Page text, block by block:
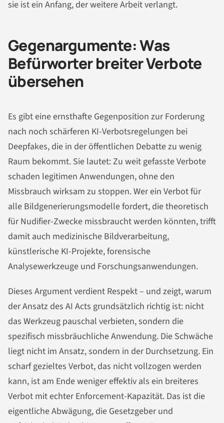
sie ist ein Anfang, der weitere Arbeit verlangt.
Gegenargumente: Was
Befürworter breiter Verbote
übersehen
Es gibt eine ernsthafte Gegenposition zur Forderung
nach noch schärferen KI-Verbotsregelungen bei
Deepfakes, die in der öffentlichen Debatte zu wenig
Raum bekommt. Sie lautet: Zu weit gefasste Verbote
schaden legitimen Anwendungen, ohne den
Missbrauch wirksam zu stoppen. Wer ein Verbot für
alle Bildgenerierungsmodelle fordert, die theoretisch
für Nudifier-Zwecke missbraucht werden könnten, trifft
damit auch medizinische Bildverarbeitung,
künstlerische KI-Projekte, forensische
Analysewerkzeuge und Forschungsanwendungen.
Dieses Argument verdient Respekt – und zeigt, warum
der Ansatz des AI Acts grundsätzlich richtig ist: nicht
das Werkzeug pauschal verbieten, sondern die
spezifisch missbräuchliche Anwendung. Die Schwäche
liegt nicht im Ansatz, sondern in der Durchsetzung. Ein
scharf gezieltes Verbot, das nicht vollzogen werden
kann, ist am Ende weniger effektiv als ein breiteres
Verbot mit echter Enforcement-Kapazität. Das ist die
eigentliche Abwägung, die Gesetzgeber und